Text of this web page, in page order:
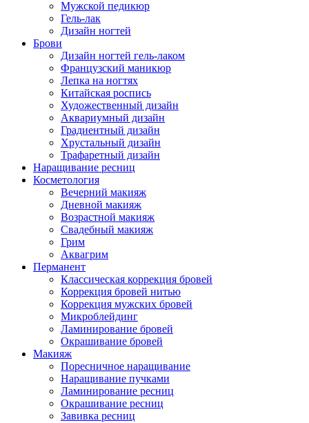
Мужской педикюр
Гель-лак
Дизайн ногтей
Брови
Дизайн ногтей гель-лаком
Французский маникюр
Лепка на ногтях
Китайская роспись
Художественный дизайн
Аквариумный дизайн
Градиентный дизайн
Хрустальный дизайн
Трафаретный дизайн
Наращивание ресниц
Косметология
Вечерний макияж
Дневной макияж
Возрастной макияж
Свадебный макияж
Грим
Аквагрим
Перманент
Классическая коррекция бровей
Коррекция бровей нитью
Коррекция мужских бровей
Микроблейдинг
Ламинирование бровей
Окрашивание бровей
Макияж
Поресничное наращивание
Наращивание пучками
Ламинирование ресниц
Окрашивание ресниц
Завивка ресниц